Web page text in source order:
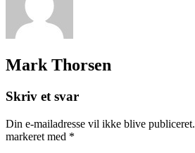
Mark Thorsen
Skriv et svar
Din e-mailadresse vil ikke blive publiceret.
markeret med *